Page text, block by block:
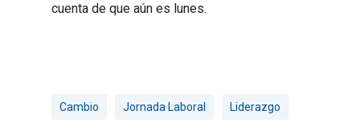
cuenta de que aún es lunes.
Cambio Jornada Laboral Liderazgo